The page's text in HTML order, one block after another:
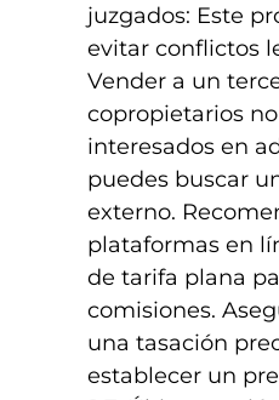
juzgados: Este
evitar conflictos
Vender a un
copropietarios
interesados en
puedes buscar
externo.
plataformas en
de tarifa plana
comisiones.
una tasación
establecer un